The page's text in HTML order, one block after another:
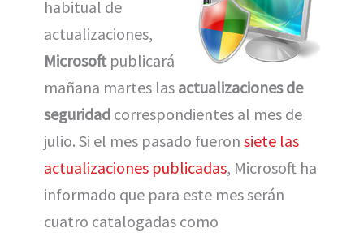
t
t
e
r
)
A
p
p
habitual de
actualizaciones,
Microsoftpublicará
mañana martes las actualizaciones de
seguridad correspondientes al mes de
julio. Si el mes pasado fueron siete las
actualizaciones publicadas, Microsoft ha
informado que para este mes serán
cuatro catalogadas como